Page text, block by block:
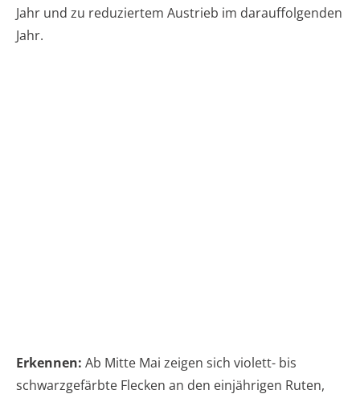
Jahr und zu reduziertem Austrieb im darauffolgenden
Jahr.
Erkennen: Ab Mitte Mai zeigen sich violett- bis
schwarzgefärbte Flecken an den einjährigen Ruten,